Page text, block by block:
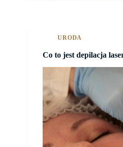
URODA
Co to jest depilacja